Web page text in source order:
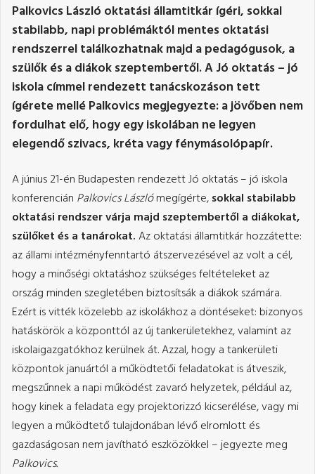
Palkovics László oktatási államtitkár ígéri, sokkal
stabilabb, napi problémáktól mentes oktatási
rendszerrel találkozhatnak majd a pedagógusok, a
szülők és a diákok szeptembertől. A Jó oktatás – jó
iskola címmel rendezett tanácskozáson tett
ígérete mellé Palkovics megjegyezte: a jövőben nem
fordulhat elő, hogy egy iskolában ne legyen
elegendő szivacs, kréta vagy fénymásolópapír.
A június 21-én Budapesten rendezett Jó oktatás – jó iskola
konferencián Palkovics Lászlómegígérte,sokkal stabilabb
oktatási rendszer várja majd szeptembertől a diákokat,
szülőket és a tanárokat.Az oktatási államtitkár hozzátette:
az állami intézményfenntartó átszervezésével az volt a cél,
hogy a minőségi oktatáshoz szükséges feltételeket az
ország minden szegletében biztosítsák a diákok számára.
Ezért is vitték közelebb az iskolákhoz a döntéseket: bizonyos
hatáskörök a központtól az új tankerületekhez, valamint az
iskolaigazgatókhoz kerülnek át. Azzal, hogy a tankerületi
központok januártól a működtetői feladatokat is átveszik,
megszűnnek a napi működést zavaró helyzetek, például az,
hogy kinek a feladata egy projektorizzó kicserélése, vagy mi
legyen a működtető tulajdonában lévő elromlott és
gazdaságosan nem javítható eszközökkel – jegyezte meg
Palkovics.